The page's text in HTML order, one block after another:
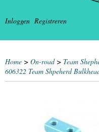
Inloggen Registreren
Home > On-road> Team
606322 Team Shpeherd